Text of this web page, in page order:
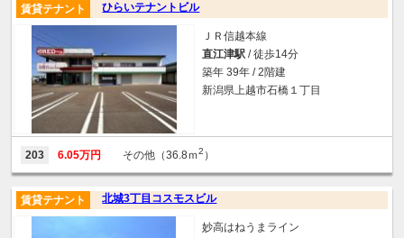
ひらいテナントビル
賃貸テナント
ＪＲ信越本線
直江津駅 / 徒歩14分
築年 39年 / 2階建
新潟県上越市石橋１丁目
203 6.05万円 その他（36.8ｍ2 ）
北城3丁目コスモスビル
賃貸テナント
妙高はねうまライン